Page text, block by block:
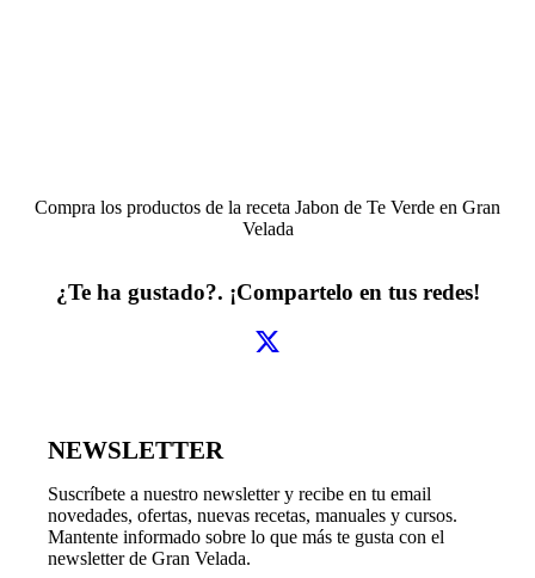
Compra los productos de la receta Jabon de Te Verde en Gran
Velada
¿Te ha gustado?. ¡Compartelo en tus redes!
NEWSLETTER
Suscríbete a nuestro newsletter y recibe en tu email
novedades, ofertas, nuevas recetas, manuales y cursos.
Mantente informado sobre lo que más te gusta con el
newsletter de Gran Velada.